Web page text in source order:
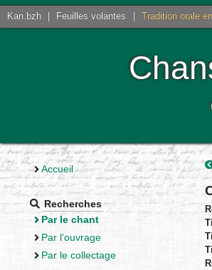
Kan.bzh Feuilles volantes Tradition orale
Accueil
Recherches
Par le chant
Par l’ouvrage
Par le collectage